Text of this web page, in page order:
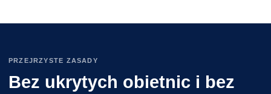
PRZEJRZYSTE ZASADY
Bez ukrytych obietnic i bez